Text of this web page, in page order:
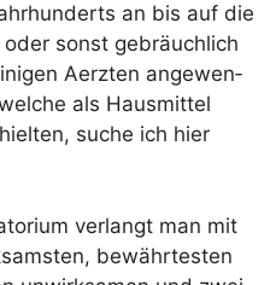
an bis auf die
sonst gebräuch­lich
Aerz­ten ange­wen­
als Haus­mit­tel
suche ich hier
ver­langt man mit
bewähr­tes­ten